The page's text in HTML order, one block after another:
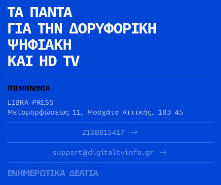
ΤΑ ΠΑΝΤΑ
ΓΙΑ ΤΗΝ ΔΟΡΥΦΟΡΙΚΗ
ΨΗΦΙΑΚΗ
ΚΑΙ HD TV
ΕΠΙΚΟΙΝΩΝΙΑ
LIBRA PRESS
Μεταμορφώσεως 11, Μοσχάτο Αττικής, 183 45
2108815417
support@digitaltvinfo.gr
ΕΝΗΜΕΡΩΤΙΚΑ ΔΕΛΤΙΑ